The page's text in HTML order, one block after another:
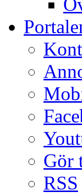
Gör
RSS